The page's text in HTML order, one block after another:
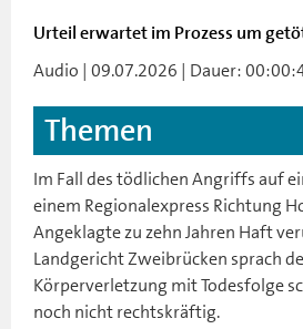
Urteil erwartet im Prozess um
Audio | 09.07.2026 | Dauer:
Themen
Im Fall des tödlichen Angriffs auf
einem Regionalexpress Richtung
Angeklagte zu zehn Jahren Haft
Landgericht Zweibrücken sprach
Körperverletzung mit Todesfolge
noch nicht rechtskräftig.